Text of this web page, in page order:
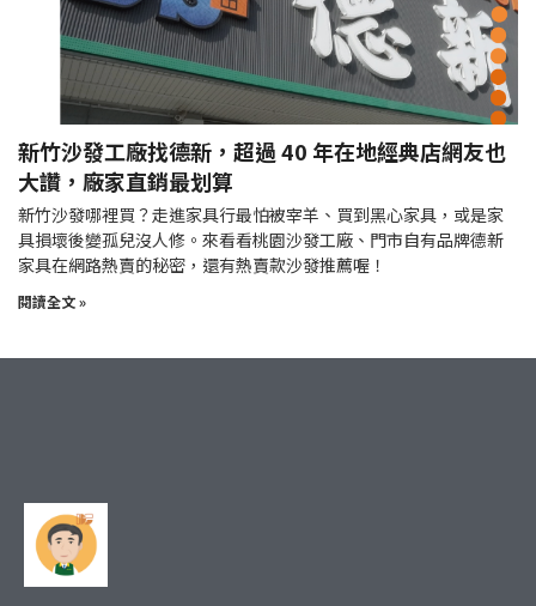
新竹沙發工廠找德新，超過 40 年在地經典店網友也
大讚，廠家直銷最划算
新竹沙發哪裡買？走進家具行最怕被宰羊、買到黑心家具，或是家
具損壞後變孤兒沒人修。來看看桃園沙發工廠、門市自有品牌德新
家具在網路熱賣的秘密，還有熱賣款沙發推薦喔！
閱讀全文 »